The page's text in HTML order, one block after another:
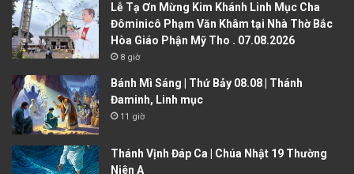
Lễ Tạ Ơn Mừng Kim Khánh Linh Mục Cha
Đôminicô Phạm Văn Khâm tại Nhà Thờ Bắc
Hòa Giáo Phận Mỹ Tho . 07.08.2026
8 giờ
Bánh Mì Sáng | Thứ Bảy 08.08 | Thánh
Đaminh, Linh mục
11 giờ
Thánh Vịnh Đáp Ca | Chúa Nhật 19 Thường
Niên A